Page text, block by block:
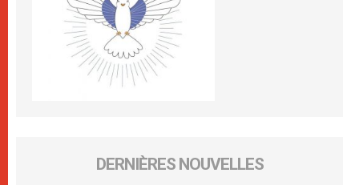
DERNIÈRES NOUVELLES